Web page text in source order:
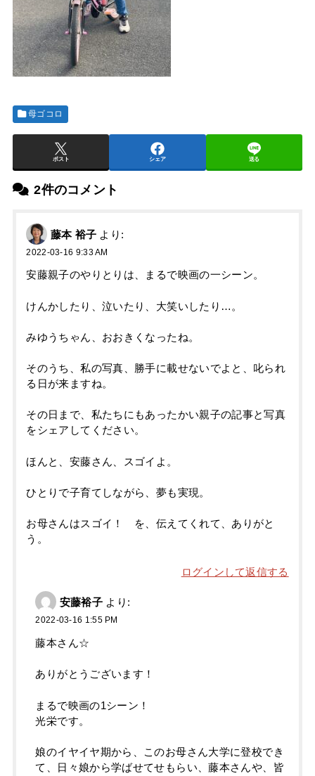
母ゴコロ
ポスト シェア 送る
2件のコメント
藤本 裕子 より:
2022-03-16 9:33 AM
安藤親子のやりとりは、まるで映画の一シーン。
けんかしたり、泣いたり、大笑いしたり…。
みゆうちゃん、おおきくなったね。
そのうち、私の写真、勝手に載せないでよと、叱られ
る日が来ますね。
その日まで、私たちにもあったかい親子の記事と写真
をシェアしてください。
ほんと、安藤さん、スゴイよ。
ひとりで子育てしながら、夢も実現。
お母さんはスゴイ！ を、伝えてくれて、ありがと
う。
ログインして返信する
安藤裕子 より:
2022-03-16 1:55 PM
藤本さん☆
ありがとうございます！
まるで映画の1シーン！
光栄です。
娘のイヤイヤ期から、このお母さん大学に登校でき
て、日々娘から学ばせてせもらい、藤本さんや、皆